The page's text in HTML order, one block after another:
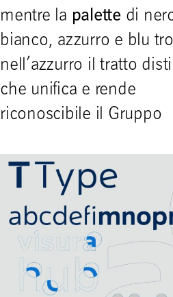
mentre la palettedi
bianco, azzurro e blu
nell’azzurro il tratto
che unifica e rende
riconoscibile il Gruppo